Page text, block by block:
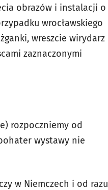
obrazów i instalacji o
wrocławskiego
wreszcie wirydarz
zaznaczonymi
rozpoczniemy od
wystawy nie
w Niemczech i od razu